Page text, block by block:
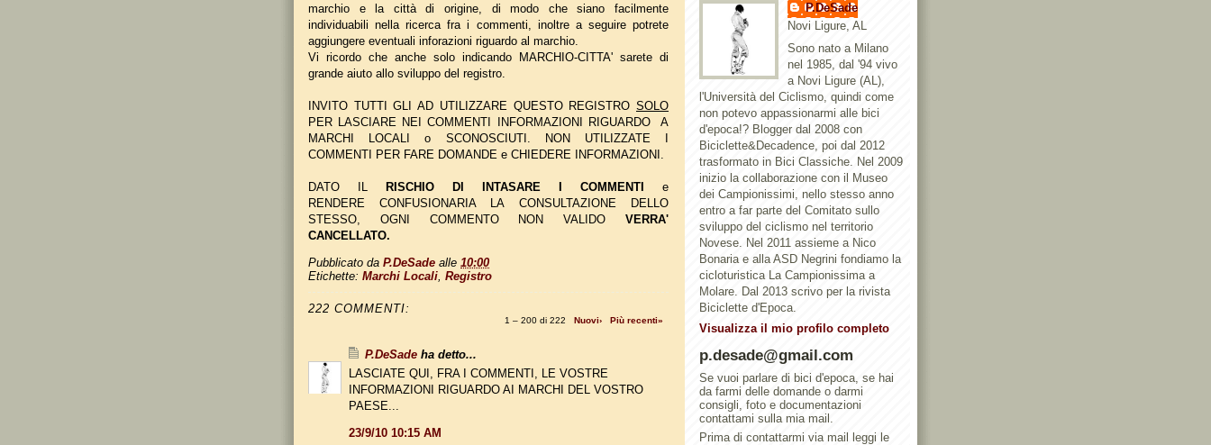
marchio e la città di origine, di modo che siano facilmente
individuabili nella ricerca fra i commenti, inoltre a seguire potrete
aggiungere eventuali inforazioni riguardo al marchio.
Vi ricordo che anche solo indicando MARCHIO-CITTA' sarete di
grande aiuto allo sviluppo del registro.
INVITO TUTTI GLI AD UTILIZZARE QUESTO REGISTRO SOLO
PER LASCIARE NEI COMMENTI INFORMAZIONI RIGUARDO A
MARCHI LOCALI o SCONOSCIUTI. NON UTILIZZATE I
COMMENTI PER FARE DOMANDE e CHIEDERE INFORMAZIONI.
DATO IL RISCHIO DI INTASARE I COMMENTI e
RENDERE CONFUSIONARIA LA CONSULTAZIONE DELLO
STESSO, OGNI COMMENTO NON VALIDO VERRA'
CANCELLATO.
Pubblicato da P.DeSade alle 10:00
Etichette: Marchi Locali Registro
222 COMMENTI:
1 – 200 di 222 Nuovi› Più recenti»
P.DeSade ha detto...
LASCIATE QUI, FRA I COMMENTI, LE VOSTRE
INFORMAZIONI RIGUARDO AI MARCHI DEL VOSTRO
PAESE...
23/9/10 10:15 AM
P.DeSade
Novi Ligure, AL
Sono nato a Milano
nel 1985, dal '94 vivo
a Novi Ligure (AL),
l'Università del Ciclismo, quindi come
non potevo appassionarmi alle bici
d'epoca!? Blogger dal 2008 con
Biciclette&Decadence, poi dal 2012
trasformato in Bici Classiche. Nel 2009
inizio la collaborazione con il Museo
dei Campionissimi, nello stesso anno
entro a far parte del Comitato sullo
sviluppo del ciclismo nel territorio
Novese. Nel 2011 assieme a Nico
Bonaria e alla ASD Negrini fondiamo la
cicloturistica La Campionissima a
Molare. Dal 2013 scrivo per la rivista
Biciclette d'Epoca.
Visualizza il mio profilo completo
p.desade@gmail.com
Se vuoi parlare di bici d'epoca, se hai
da farmi delle domande o darmi
consigli, foto e documentazioni
contattami sulla mia mail.
Prima di contattarmi via mail leggi le